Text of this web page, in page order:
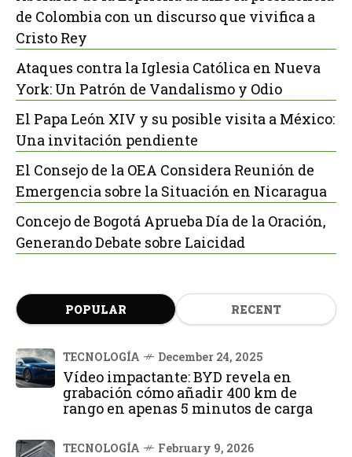
de Colombia con un discurso que vivifica a
Cristo Rey
Ataques contra la Iglesia Católica en Nueva
York: Un Patrón de Vandalismo y Odio
El Papa León XIV y su posible visita a México:
Una invitación pendiente
El Consejo de la OEA Considera Reunión de
Emergencia sobre la Situación en Nicaragua
Concejo de Bogotá Aprueba Día de la Oración,
Generando Debate sobre Laicidad
POPULAR RECENT
TECNOLOGÍA December 24, 2025
Vídeo impactante: BYD revela en
grabación cómo añadir 400 km de
rango en apenas 5 minutos de carga
TECNOLOGÍA February 9, 2026